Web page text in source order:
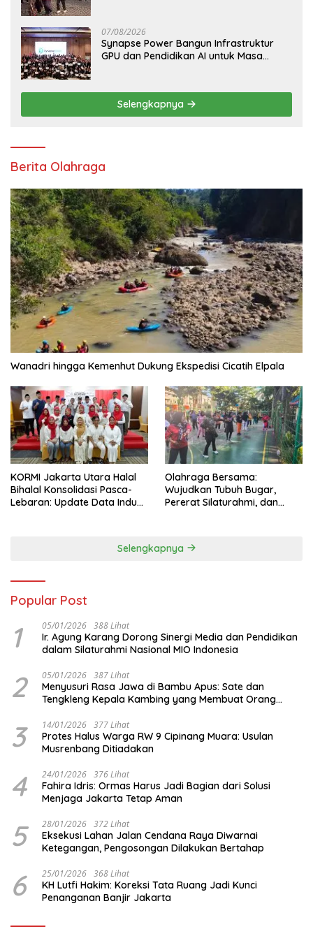
07/08/2026
Synapse Power Bangun Infrastruktur
GPU dan Pendidikan AI untuk Masa
Selengkapnya
Berita Olahraga
Wanadri hingga Kemenhut Dukung Ekspedisi Cicatih Elpala
KORMI Jakarta Utara Halal
Bihalal Konsolidasi Pasca-
Lebaran: Update Data Induk
Olahraga Bersama:
Wujudkan Tubuh Bugar,
Pererat Silaturahmi, dan
Selengkapnya
Popular Post
1 05/01/2026 388 Lihat
Ir. Agung Karang Dorong Sinergi Media dan Pendidikan
dalam Silaturahmi Nasional MIO Indonesia
2 05/01/2026 387 Lihat
Menyusuri Rasa Jawa di Bambu Apus: Sate dan
Tengkleng Kepala Kambing yang Membuat Orang
3 14/01/2026 377 Lihat
Protes Halus Warga RW 9 Cipinang Muara: Usulan
Musrenbang Ditiadakan
4 24/01/2026 376 Lihat
Fahira Idris: Ormas Harus Jadi Bagian dari Solusi
Menjaga Jakarta Tetap Aman
5 28/01/2026 372 Lihat
Eksekusi Lahan Jalan Cendana Raya Diwarnai
Ketegangan, Pengosongan Dilakukan Bertahap
6 25/01/2026 368 Lihat
KH Lutfi Hakim: Koreksi Tata Ruang Jadi Kunci
Penanganan Banjir Jakarta